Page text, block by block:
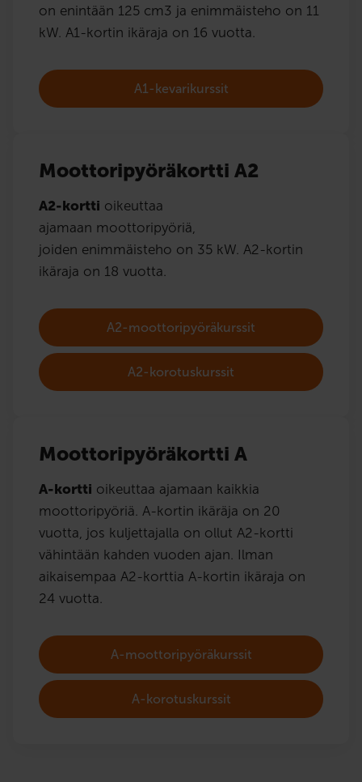
on enintään 125 cm3 ja enimmäisteho on 11
kW. A1-kortin ikäraja on 16 vuotta.
A1-kevarikurssit
Moottoripyöräkortti A2
A2-kortti oikeuttaa
ajamaan moottoripyöriä,
joiden enimmäisteho on 35 kW. A2-kortin
ikäraja on 18 vuotta.
A2-moottoripyöräkurssit
A2-korotuskurssit
Moottoripyöräkortti A
A-kortti oikeuttaa ajamaan kaikkia
moottoripyöriä. A-kortin ikäräja on 20
vuotta, jos kuljettajalla on ollut A2-kortti
vähintään kahden vuoden ajan. Ilman
aikaisempaa A2-korttia A-kortin ikäraja on
24 vuotta.
A-moottoripyöräkurssit
A-korotuskurssit